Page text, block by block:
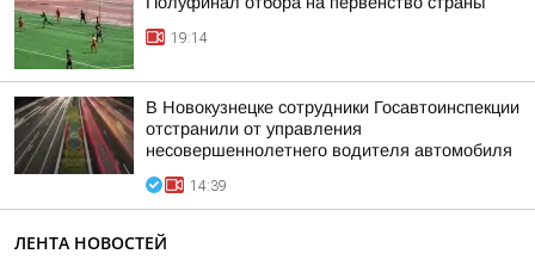
19:14
В Новокузнецке сотрудники Госавтоинспекции
отстранили от управления
несовершеннолетнего водителя автомобиля
14:39
ЛЕНТА НОВОСТЕЙ